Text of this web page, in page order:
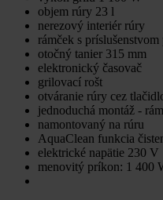
objem rúry 23 l
nerezový interiér rúry
rámček s
otočný tanier 315 mm
elektronický časovač
grilovací rošt
otváranie rúry cez
jednoduchá montáž -
namontovaný na rúru
AquaClean funkcia
elektrické napätie 230 V
menovitý príkon: 1 400